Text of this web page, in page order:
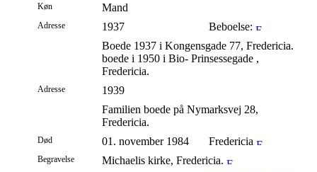
Køn Mand
Adresse 1937
Beboelse:
Boede 1937 i Kongensgade 77, Fredericia.
boede i 1950 i Bio- Prinsessegade ,
Fredericia.
Adresse
1939
Familien boede på Nymarksvej 28,
Fredericia.
Død 01. november 1984 Fredericia
Begravelse Michaelis kirke, Fredericia.